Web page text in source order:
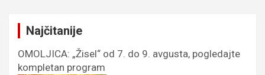
Najčitanije
OMOLJICA: „Žisel“ od 7. do 9. avgusta, pogledajte
kompletan program